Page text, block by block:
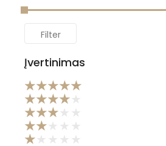
Filter
Įvertinimas
★★★★★
★★★★
★★★
★★
★